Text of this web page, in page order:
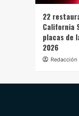
22
California
placas de
2026
Redacción